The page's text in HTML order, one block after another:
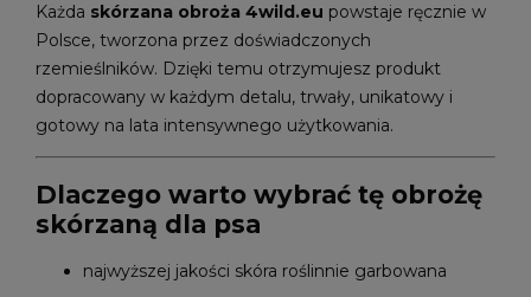
Każda skórzana obroża 4wild.eu powstaje ręcznie w
Polsce, tworzona przez doświadczonych
rzemieślników. Dzięki temu otrzymujesz produkt
dopracowany w każdym detalu, trwały, unikatowy i
gotowy na lata intensywnego użytkowania.
Dlaczego warto wybrać tę obrożę
skórzaną dla psa
najwyższej jakości skóra roślinnie garbowana